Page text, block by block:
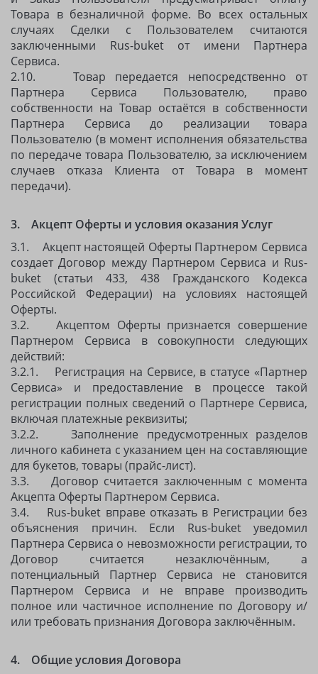
Товара в безналичной форме. Во всех остальных
случаях Сделки с Пользователем считаются
заключенными Rus-buket от имени Партнера
Сервиса.
2.10. Товар передается непосредственно от
Партнера Сервиса Пользователю, право
собственности на Товар остаётся в собственности
Партнера Сервиса до реализации товара
Пользователю (в момент исполнения обязательства
по передаче товара Пользователю, за исключением
случаев отказа Клиента от Товара в момент
передачи).
3. Акцепт Оферты и условия оказания Услуг
3.1. Акцепт настоящей Оферты Партнером Сервиса
создает Договор между Партнером Сервиса и Rus-
buket (статьи 433, 438 Гражданского Кодекса
Российской Федерации) на условиях настоящей
Оферты.
3.2. Акцептом Оферты признается совершение
Партнером Сервиса в совокупности следующих
действий:
3.2.1. Регистрация на Сервисе, в статусе «Партнер
Сервиса» и предоставление в процессе такой
регистрации полных сведений о Партнере Сервиса,
включая платежные реквизиты;
3.2.2. Заполнение предусмотренных разделов
личного кабинета с указанием цен на составляющие
для букетов, товары (прайс-лист).
3.3. Договор считается заключенным с момента
Акцепта Оферты Партнером Сервиса.
3.4. Rus-buket вправе отказать в Регистрации без
объяснения причин. Если Rus-buket уведомил
Партнера Сервиса о невозможности регистрации, то
Договор считается незаключённым, а
потенциальный Партнер Сервиса не становится
Партнером Сервиса и не вправе производить
полное или частичное исполнение по Договору и/
или требовать признания Договора заключённым.
4. Общие условия Договора